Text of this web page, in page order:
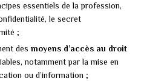
essentiels de la profession,
le secret
;
des moyens d’accès au droit
notamment par la mise en
ou d’information ;